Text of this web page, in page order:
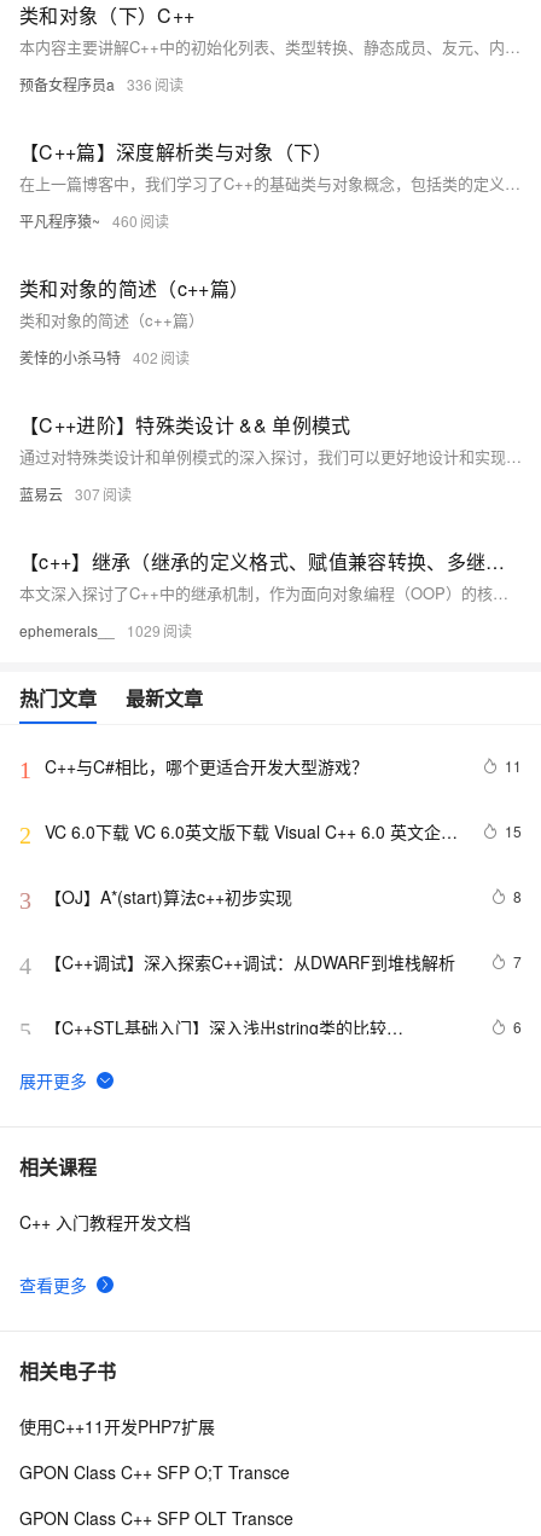
类和对象（下）C++
本内容主要讲解C++中的初始化列表、类型转换、静态成员、友元、内部类、匿名对象及对象拷贝时的编译器优化。初始化列表用于成员变量定义初始化，尤其对引用、const及无默认构造函数的类类型变量至关重要。类型转换中，`explicit`可禁用隐式转换。静态成员属类而非对象，受访问限定符约束。内部类是独立类，可增强封装性。匿名对象生命周期短，常用于临时场景。编译器会优化对象拷贝以提高效率。最后，鼓励大家通过重复练习提升技能！
预备女程序员a 336
【C++篇】深度解析类与对象（下）
在上一篇博客中，我们学习了C++的基础类与对象概念，包括类的定义、对象的使用和构造函数的作用。在这一篇，我们将深入探讨C++类的一些重要特性，如构造函数的高级用法、类型转换、static成员、友元、内部类、匿名对象，以及对象拷贝优化等。这些内容可以帮助你更好地理解和应用面向对象编程的核心理念，提升代码的健壮性、灵活性和可维护性。
平凡程序猿~ 460
类和对象的简述（c++篇）
类和对象的简述（c++篇）
羑悻的小杀马特 402
【C++进阶】特殊类设计 && 单例模式
通过对特殊类设计和单例模式的深入探讨，我们可以更好地设计和实现复杂的C++程序。特殊类设计提高了代码的安全性和可维护性，而单例模式则确保类的唯一实例性和全局访问性。理解并掌握这些高级设计技巧，对于提升C++编程水平至关重要。
蓝易云 307
【c++】继承（继承的定义格式、赋值兼容转换、多继承、派生类默认成员函数规则、继承与友元、继承与静态成员）
本文深入探讨了C++中的继承机制，作为面向对象编程（OOP）的核心特性之一。继承通过允许派生类扩展基类的属性和方法，极大促进了代码复用，增强了代码的可维护性和可扩展性。文章详细介绍了继承的基本概念、定义格式、继承方式（public、protected、private）、赋值兼容转换、作用域问题、默认成员函数规则、继承与友元、静态成员、多继承及菱形继承问题，并对比了继承与组合的优缺点。最后总结指出，虽然继承提高了代码灵活性和复用率，但也带来了耦合度高的问题，建议在“has-a”和“is-a”关系同时存在时优先使用组合。
ephemerals__ 1029
热门文章 最新文章
1 C++与C#相比，哪个更适合开发大型游戏？ 11
2 VC 6.0下载 VC 6.0英文版下载 Visual C++ 6.0 英文企业
15
3 【OJ】A*(start)算法c++初步实现 8
4 【C++调试】深入探索C++调试：从DWARF到堆栈解析 7
5
【C++STL基础入门】深入浅出string类的比较
6
6 设计模式C++学习笔记之十六（Observer观察者模式）
7 C++ Builder构建算二十四点小游戏
8 Qt C++ 扫码枪使用数据处理
9 C++之MFC制作简单计算器（VS2019实现），附带完整
10
√2、(2/√π) 等等）
相关课程
查看更多
C++ 入门教程开发文档
相关电子书
使用C++11开发PHP7扩展
GPON Class C++ SFP O;T Transce
GPON Class C++ SFP OLT Transce